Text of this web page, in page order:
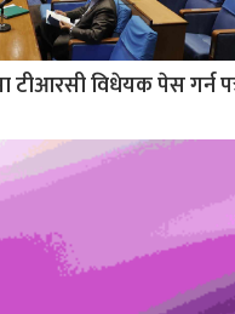
विधेयक पेस गर्न